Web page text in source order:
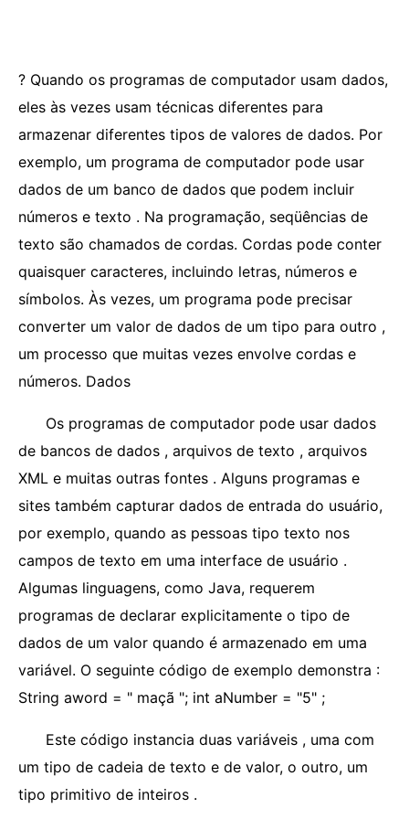
? Quando os programas de computador usam dados,
eles às vezes usam técnicas diferentes para
armazenar diferentes tipos de valores de dados. Por
exemplo, um programa de computador pode usar
dados de um banco de dados que podem incluir
números e texto . Na programação, seqüências de
texto são chamados de cordas. Cordas pode conter
quaisquer caracteres, incluindo letras, números e
símbolos. Às vezes, um programa pode precisar
converter um valor de dados de um tipo para outro ,
um processo que muitas vezes envolve cordas e
números. Dados
Os programas de computador pode usar dados
de bancos de dados , arquivos de texto , arquivos
XML e muitas outras fontes . Alguns programas e
sites também capturar dados de entrada do usuário,
por exemplo, quando as pessoas tipo texto nos
campos de texto em uma interface de usuário .
Algumas linguagens, como Java, requerem
programas de declarar explicitamente o tipo de
dados de um valor quando é armazenado em uma
variável. O seguinte código de exemplo demonstra :
String aword = " maçã "; int aNumber = "5" ;
Este código instancia duas variáveis ​​, uma com
um tipo de cadeia de texto e de valor, o outro, um
tipo primitivo de inteiros .